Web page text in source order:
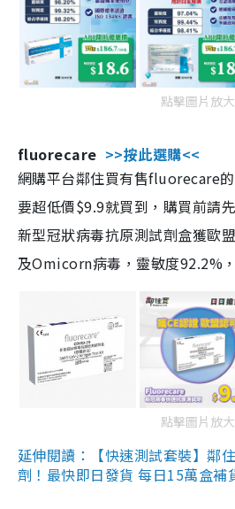
點擊圖片放大
fluorecare >>按此選購<<
網購平台鄰住買有售fluorecare
要超低價$9.9就買到，購買前請
新型冠狀病毒抗原測試劑盒獲歐
及Omicorn病毒，靈敏度92.2%
點擊圖片放大
延伸閱讀：【快速測試套裝】鄰
劑！最快即日發貨 每日15萬盒補